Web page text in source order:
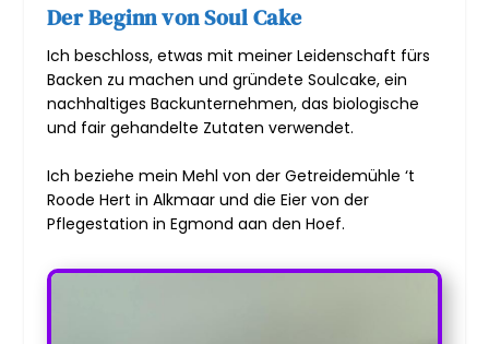
Der Beginn von Soul Cake
Ich beschloss, etwas mit meiner Leidenschaft fürs
Backen zu machen und gründete Soulcake, ein
nachhaltiges Backunternehmen, das biologische
und fair gehandelte Zutaten verwendet.
Ich beziehe mein Mehl von der Getreidemühle ‘t
Roode Hert in Alkmaar und die Eier von der
Pflegestation in Egmond aan den Hoef.